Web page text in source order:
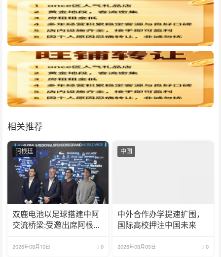
相关推荐
阿根廷
双鹿电池以足球搭建中阿
交流桥梁:受邀出席阿根廷
2026年08月10日 0
中国
中外合作办学提速扩围，
国际高校押注中国未来
2026年08月05日 0